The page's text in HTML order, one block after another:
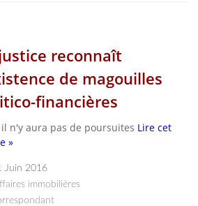
reconnaît
de magouilles
financières
n'y aura pas de poursuites Lire cet
»
Juin 2016
immobilières